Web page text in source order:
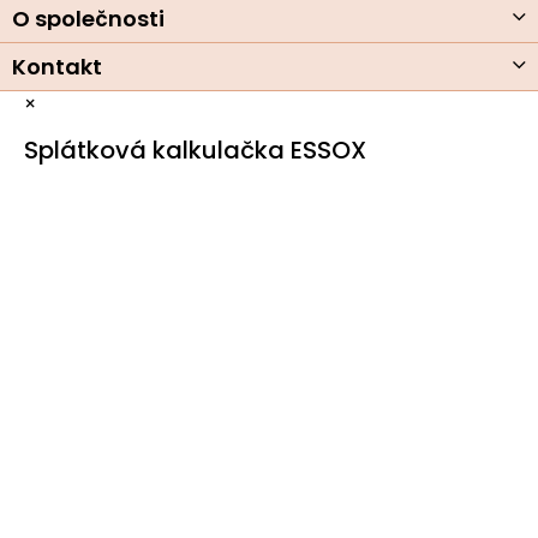
O společnosti
Kontakt
×
Splátková kalkulačka ESSOX